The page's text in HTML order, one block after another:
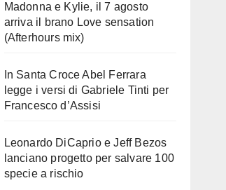
Madonna e Kylie, il 7 agosto
arriva il brano Love sensation
(Afterhours mix)
In Santa Croce Abel Ferrara
legge i versi di Gabriele Tinti per
Francesco d’Assisi
Leonardo DiCaprio e Jeff Bezos
lanciano progetto per salvare 100
specie a rischio